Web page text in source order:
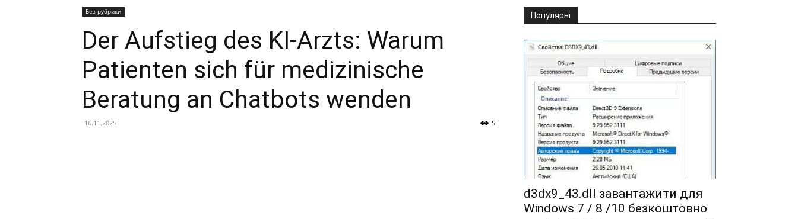
Без рубрики
Der Aufstieg des KI-Arzts: Warum
Patienten sich für medizinische
Beratung an Chatbots wenden
16.11.2025 5
Популярні
d3dx9_43.dll завантажити для
Windows 7 / 8 /10 безкоштовно